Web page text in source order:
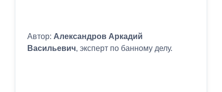
Автор: Александров Аркадий
Васильевич, эксперт по банному делу.